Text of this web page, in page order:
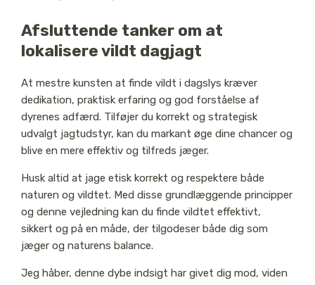
Afsluttende tanker om at
lokalisere vildt dagjagt
At mestre kunsten at finde vildt i dagslys kræver
dedikation, praktisk erfaring og god forståelse af
dyrenes adfærd. Tilføjer du korrekt og strategisk
udvalgt jagtudstyr, kan du markant øge dine chancer og
blive en mere effektiv og tilfreds jæger.
Husk altid at jage etisk korrekt og respektere både
naturen og vildtet. Med disse grundlæggende principper
og denne vejledning kan du finde vildtet effektivt,
sikkert og på en måde, der tilgodeser både dig som
jæger og naturens balance.
Jeg håber, denne dybe indsigt har givet dig mod, viden